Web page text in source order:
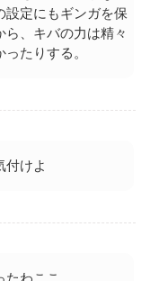
設定にもギンガを保
、キバの力は精々
たりする。
付けよ
たわここ